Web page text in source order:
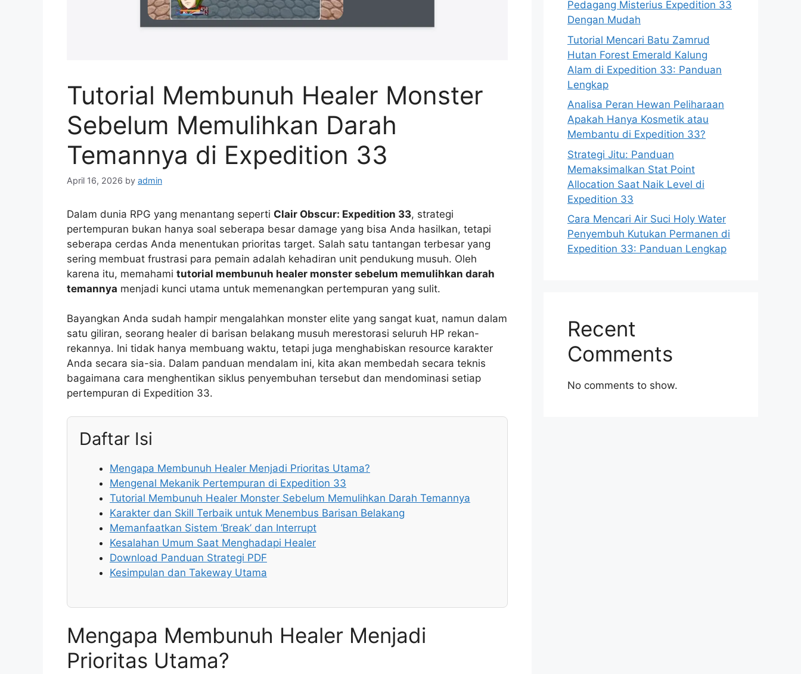
Tutorial Membunuh Healer Monster
Sebelum Memulihkan Darah
Temannya di Expedition 33
April 16, 2026 by admin
Dalam dunia RPG yang menantang seperti Clair Obscur: Expedition 33, strategi
pertempuran bukan hanya soal seberapa besar damage yang bisa Anda hasilkan, tetapi
seberapa cerdas Anda menentukan prioritas target. Salah satu tantangan terbesar yang
sering membuat frustrasi para pemain adalah kehadiran unit pendukung musuh. Oleh
karena itu, memahami tutorial membunuh healer monster sebelum memulihkan darah
temannya menjadi kunci utama untuk memenangkan pertempuran yang sulit.
Bayangkan Anda sudah hampir mengalahkan monster elite yang sangat kuat, namun dalam
satu giliran, seorang healer di barisan belakang musuh merestorasi seluruh HP rekan-
rekannya. Ini tidak hanya membuang waktu, tetapi juga menghabiskan resource karakter
Anda secara sia-sia. Dalam panduan mendalam ini, kita akan membedah secara teknis
bagaimana cara menghentikan siklus penyembuhan tersebut dan mendominasi setiap
pertempuran di Expedition 33.
Daftar Isi
Mengapa Membunuh Healer Menjadi Prioritas Utama?
Mengenal Mekanik Pertempuran di Expedition 33
Tutorial Membunuh Healer Monster Sebelum Memulihkan Darah Temannya
Karakter dan Skill Terbaik untuk Menembus Barisan Belakang
Memanfaatkan Sistem ‘Break’ dan Interrupt
Kesalahan Umum Saat Menghadapi Healer
Download Panduan Strategi PDF
Kesimpulan dan Takeway Utama
Mengapa Membunuh Healer Menjadi
Prioritas Utama?
Pedagang Misterius Expedition 33
Dengan Mudah
Tutorial Mencari Batu Zamrud
Hutan Forest Emerald Kalung
Alam di Expedition 33: Panduan
Lengkap
Analisa Peran Hewan Peliharaan
Apakah Hanya Kosmetik atau
Membantu di Expedition 33?
Strategi Jitu: Panduan
Memaksimalkan Stat Point
Allocation Saat Naik Level di
Expedition 33
Cara Mencari Air Suci Holy Water
Penyembuh Kutukan Permanen di
Expedition 33: Panduan Lengkap
Recent
Comments
No comments to show.